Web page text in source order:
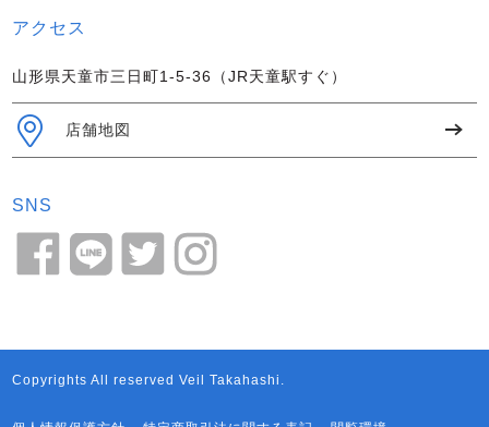
アクセス
山形県天童市三日町1-5-36（JR天童駅すぐ）
店舗地図
SNS
Copyrights All reserved Veil Takahashi.